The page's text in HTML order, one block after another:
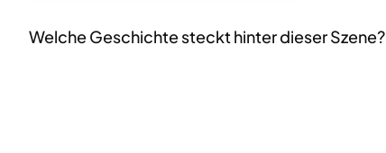
Welche Geschichte steckt hinter dieser Szene?